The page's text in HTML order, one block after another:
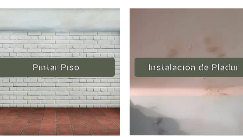
Pintar Piso Instalación de Pladur